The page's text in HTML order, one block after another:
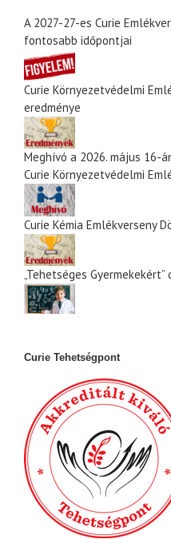
A 2027-27-es Curie
fontosabb időpontjai
Curie Környezetvédelmi
eredménye
Meghívó a 2026. május 16-
Curie Környezetvédelmi
Curie Kémia Emlékverseny
„Tehetséges Gyermekekért”
Curie Tehetségpont